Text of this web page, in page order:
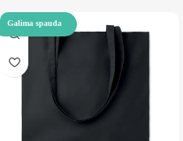
Galima spauda